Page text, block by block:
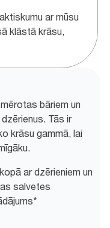
ar mūsu
klāstā krāsu,
bāriem un
Tās ir
krāsu gammā, lai
ar dzērieniem un
salvetes